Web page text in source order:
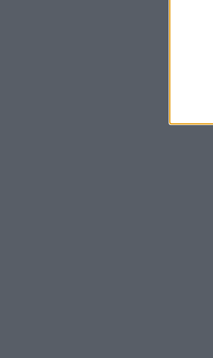
ΑΣΕΠ 1ΓΕ/2026 και 2ΓΕ/2026: